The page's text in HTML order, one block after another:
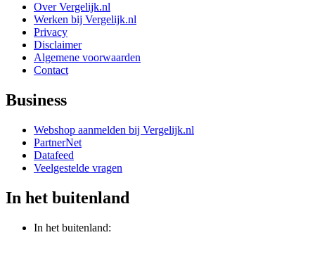
Over Vergelijk.nl
Werken bij Vergelijk.nl
Privacy
Disclaimer
Algemene voorwaarden
Contact
Business
Webshop aanmelden bij Vergelijk.nl
PartnerNet
Datafeed
Veelgestelde vragen
In het buitenland
In het buitenland: